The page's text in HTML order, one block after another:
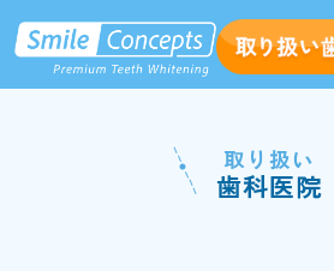
取り扱い
歯科医院